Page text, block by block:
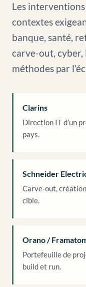
Les interventions
contextes
banque, santé,
carve-out, cyber,
méthodes par
Clarins
Direction IT d’un
pays.
Schneider
Carve-out,
cible.
Orano /
Portefeuille de
build et run.